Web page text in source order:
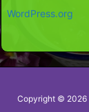
WordPress.org
Copyright © 2026